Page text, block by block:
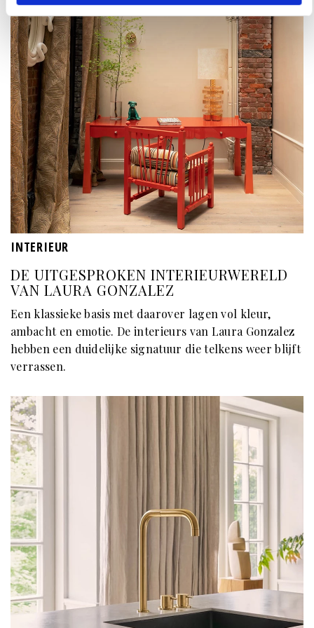
INTERIEUR
DE UITGESPROKEN INTERIEURWERELD
VAN LAURA GONZALEZ
Een klassieke basis met daarover lagen vol kleur,
ambacht en emotie. De interieurs van Laura Gonzalez
hebben een duidelijke signatuur die telkens weer blijft
verrassen.